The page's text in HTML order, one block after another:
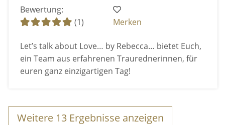
Bewertung:
(1)
Merken
Let’s talk about Love… by Rebecca… bietet Euch,
ein Team aus erfahrenen Traurednerinnen, für
euren ganz einzigartigen Tag!
Weitere 13 Ergebnisse anzeigen